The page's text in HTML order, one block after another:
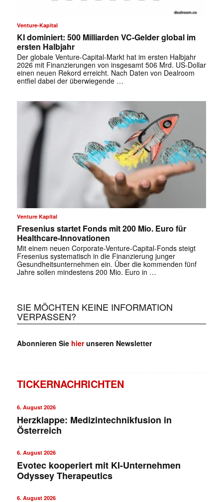
Venture-Kapital
KI dominiert: 500 Milliarden VC-Gelder global im
ersten Halbjahr
Der globale Venture-Capital-Markt hat im ersten Halbjahr
2026 mit Finanzierungen von insgesamt 506 Mrd. US-Dollar
einen neuen Rekord erreicht. Nach Daten von Dealroom
entfiel dabei der überwiegende …
Venture Kapital
Fresenius startet Fonds mit 200 Mio. Euro für
Healthcare-Innovationen
Mit einem neuen Corporate-Venture-Capital-Fonds steigt
Fresenius systematisch in die Finanzierung junger
Gesundheitsunternehmen ein. Über die kommenden fünf
Jahre sollen mindestens 200 Mio. Euro in …
SIE MÖCHTEN KEINE INFORMATION
VERPASSEN?
Abonnieren Sie hierunseren Newsletter
TICKERNACHRICHTEN
6. August 2026
Herzklappe: Medizintechnikfusion in
Österreich
6. August 2026
Evotec kooperiert mit KI-Unternehmen
Odyssey Therapeutics
6. August 2026